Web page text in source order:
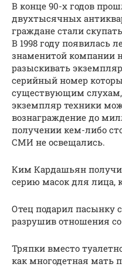
В конце 90-х годов
двухтысячных
граждане стали
В 1998 году появилась
знаменитой компании
разыскивать
серийный номер
существующим слухам,
экземпляр техники
вознаграждение до
получении кем-либо
СМИ не освещались.
Ким Кардашьян
серию масок для лица,
Отец подарил пасынку
разрушив отношения
Тряпки вместо
как многодетная мать